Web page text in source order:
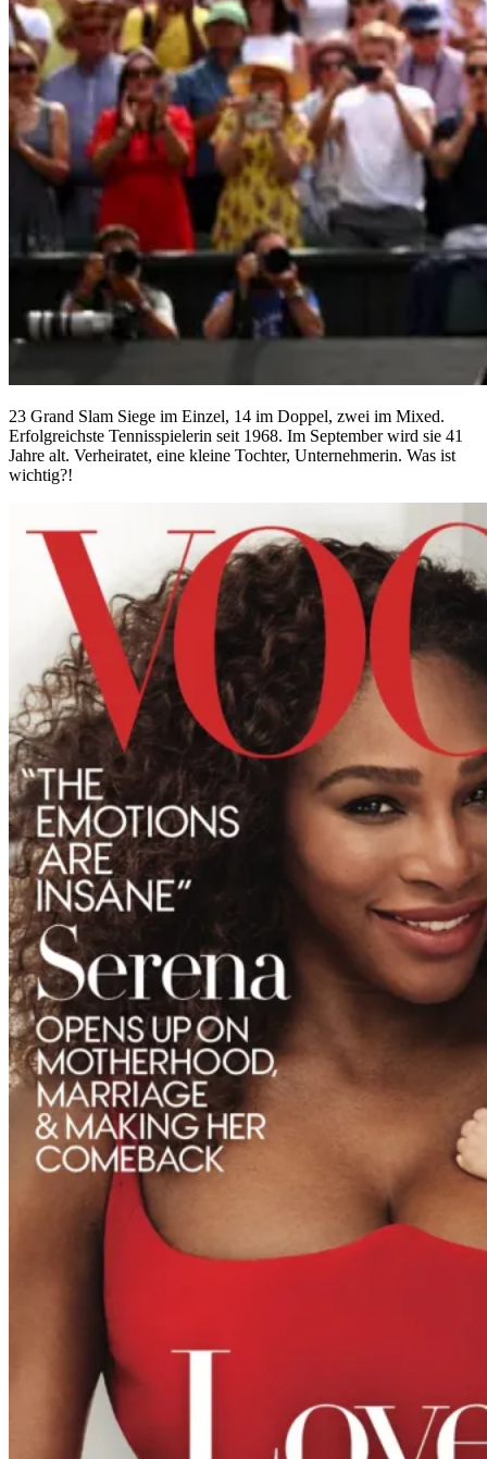
23 Grand Slam Siege im Einzel, 14 im Doppel, zwei im Mixed.
Erfolgreichste Tennisspielerin seit 1968. Im September wird sie 41
Jahre alt. Verheiratet, eine kleine Tochter, Unternehmerin. Was ist
wichtig?!